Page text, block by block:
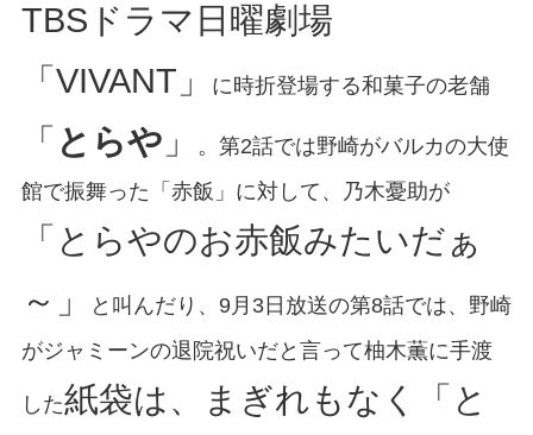
TBSドラマ日曜劇場
「VIVANT」
に時折登場する和菓子の老舗
「 とらや 」
。第2話では野崎がバルカの大使
館で振舞った「赤飯」に対して、乃木憂助が
「とらやのお赤飯みたいだぁ
～」
と叫んだり、9月3日放送の第8話では、野崎
がジャミーンの退院祝いだと言って柚木薫に手渡
した紙袋は、まぎれもなく「と